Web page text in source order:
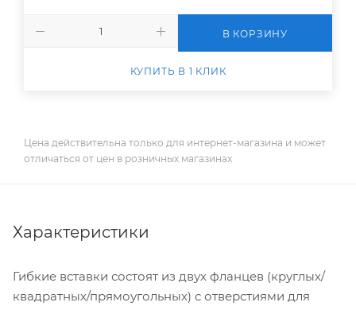
В КОРЗИНУ
КУПИТЬ В 1 КЛИК
Цена действительна только для интернет-магазина и может
отличаться от цен в розничных магазинах
Характеристики
Гибкие вставки состоят из двух фланцев (круглых/
квадратных/прямоугольных) с отверстиями для